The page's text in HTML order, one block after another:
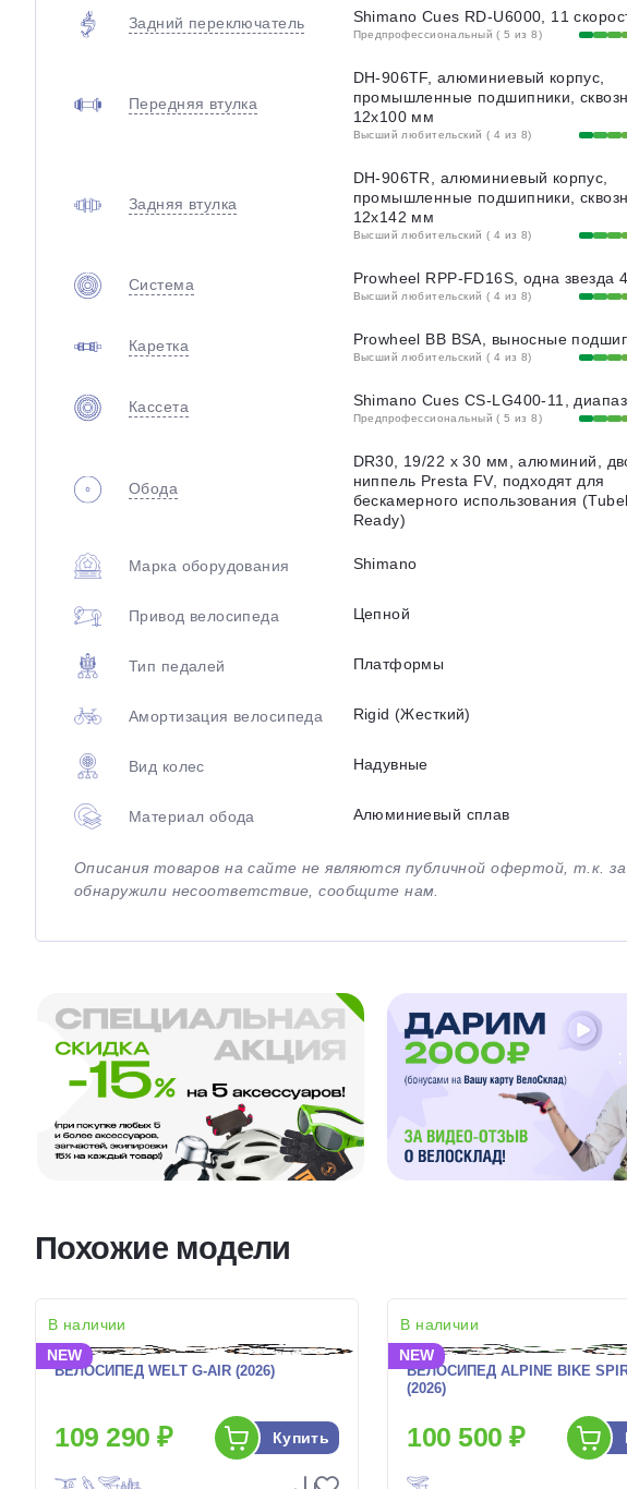
Задний переключатель Shimano Cues RD-U6000, 11
Предпрофессиональный ( 5 из 8)
Передняя втулка
DH-906TF, алюминиевый корпус,
промышленные подшипники,
12х100 мм
Высший любительский ( 4 из 8)
Задняя втулка
DH-906TR, алюминиевый корпус,
промышленные подшипники,
12х142 мм
Высший любительский ( 4 из 8)
Система Prowheel RPP-FD16S, одна звезда
Высший любительский ( 4 из 8)
Каретка Prowheel BB BSA, выносные
Высший любительский ( 4 из 8)
Кассета Shimano Cues CS-LG400-11,
Предпрофессиональный ( 5 из 8)
Обода
DR30, 19/22 x 30 мм, алюминий,
ниппель Presta FV, подходят для
бескамерного использования
Ready)
Марка оборудования Shimano
Привод велосипеда Цепной
Тип педалей Платформы
Амортизация велосипеда Rigid (Жесткий)
Вид колес Надувные
Материал обода Алюминиевый сплав
Описания товаров на сайте не являются публичной офертой, т.к.
обнаружили несоответствие, сообщите нам.
Похожие модели
В наличии
NEW
ВЕЛОСИПЕД WELT G-AIR (2026)
109 290 ₽ Купить
В наличии
NEW
ВЕЛОСИПЕД ALPINE BIKE
(2026)
100 500 ₽